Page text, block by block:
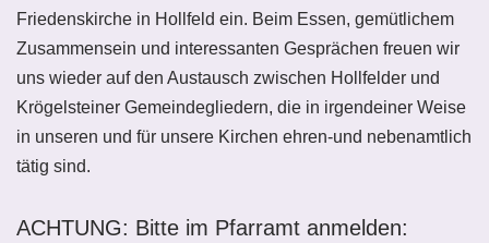
Friedenskirche in Hollfeld ein. Beim Essen, gemütlichem
Zusammensein und interessanten Gesprächen freuen wir
uns wieder auf den Austausch zwischen Hollfelder und
Krögelsteiner Gemeindegliedern, die in irgendeiner Weise
in unseren und für unsere Kirchen ehren-und nebenamtlich
tätig sind.
ACHTUNG: Bitte im Pfarramt anmelden: